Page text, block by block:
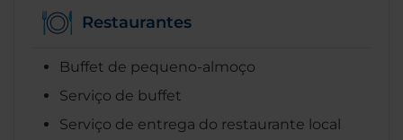
Restaurantes
Buffet de pequeno-almoço
Serviço de buffet
Serviço de entrega do restaurante local